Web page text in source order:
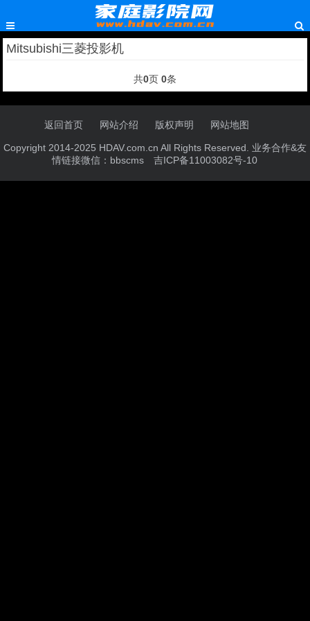
Mitsubishi三菱投影机
共0页 0条
返回首页 网站介绍 版权声明 网站地图
Copyright 2014-2025 HDAV.com.cn All Rights Reserved. 业务合作&友
情链接微信：bbscms吉ICP备11003082号-10